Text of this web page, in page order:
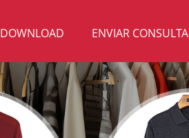
DOWNLOAD ENVIAR CONSULTA